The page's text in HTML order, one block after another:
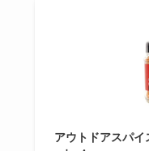
アウトドアスパイ